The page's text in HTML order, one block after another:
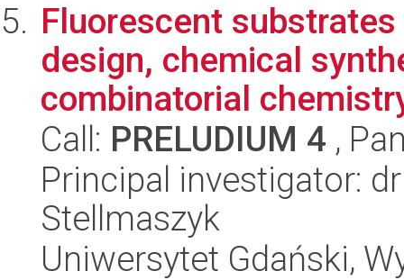
Fluorescent
design, chemical
combinatorial
Call: PRELUDIUM 4 ,
Principal investigator:
Stellmaszyk
Uniwersytet Gdański,